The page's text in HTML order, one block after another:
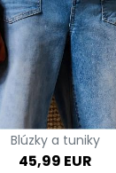
Blúzky a tuniky
45,99 EUR